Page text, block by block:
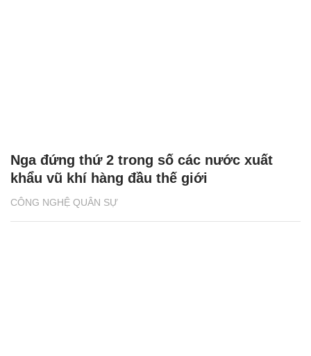
CÔNG NGHỆ QUÂN SỰ
Nga đứng thứ 2 trong số các nước xuất
khẩu vũ khí hàng đầu thế giới